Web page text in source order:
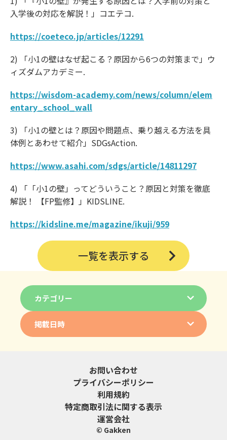
入学後の対応を解説！」コエテコ.
https://coeteco.jp/articles/12291
2) 「小1の壁はなぜ起こる？原因から6つの対策まで」ウ
ィズダムアカデミー.
https://wisdom-academy.com/news/column/elem
entary_school_wall
3) 「小1の壁とは？原因や問題点、乗り越える方法を具
体例とあわせて紹介」SDGsAction.
https://www.asahi.com/sdgs/article/14811297
4) 「「小1の壁」ってどういうこと？原因と対策を徹底
解説！ 【FP監修】」KIDSLINE.
https://kidsline.me/magazine/ikuji/959
一覧を表示する
カテゴリー
掲載日時
お問い合わせ
プライバシーポリシー
利用規約
特定商取引法に関する表示
運営会社
© Gakken